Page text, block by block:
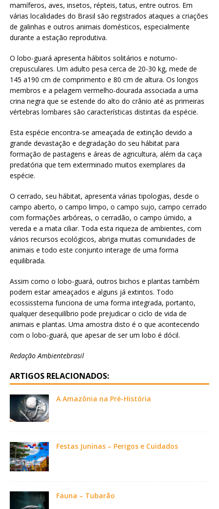
mamíferos, aves, insetos, répteis, tatus, entre outros. Em
várias localidades do Brasil são registrados ataques a criações
de galinhas e outros animais domésticos, especialmente
durante a estação reprodutiva.
O lobo-guará apresenta hábitos solitários e noturno-
crepusculares. Um adulto pesa cerca de 20-30 kg, mede de
145 a190 cm de comprimento e 80 cm de altura. Os longos
membros e a pelagem vermelho-dourada associada a uma
crina negra que se estende do alto do crânio até as primeiras
vértebras lombares são características distintas da espécie.
Esta espécie encontra-se ameaçada de extinção devido a
grande devastação e degradação do seu hábitat para
formação de pastagens e áreas de agricultura, além da caça
predatória que tem exterminado muitos exemplares da
espécie.
O cerrado, seu hábitat, apresenta várias tipologias, desde o
campo aberto, o campo limpo, o campo sujo, campo cerrado
com formações arbóreas, o cerradão, o campo úmido, a
vereda e a mata ciliar. Toda esta riqueza de ambientes, com
vários recursos ecológicos, abriga muitas comunidades de
animais e todo este conjunto interage de uma forma
equilibrada.
Assim como o lobo-guará, outros bichos e plantas também
podem estar ameaçados e alguns já extintos. Todo
ecossisstema funciona de uma forma integrada, portanto,
qualquer desequilíbrio pode prejudicar o ciclo de vida de
animais e plantas. Uma amostra disto é o que acontecendo
com o lobo-guará, que apesar de ser um lobo é dócil.
Redação Ambientebrasil
ARTIGOS RELACIONADOS:
A Amazônia na Pré-História
Festas Juninas – Perigos e Cuidados
Fauna – Tubarão